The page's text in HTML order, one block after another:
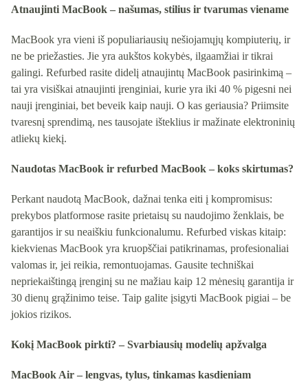
Atnaujinti MacBook – našumas, stilius ir tvarumas viename
MacBook yra vieni iš populiariausių nešiojamųjų kompiuterių, ir
ne be priežasties. Jie yra aukštos kokybės, ilgaamžiai ir tikrai
galingi. Refurbed rasite didelį atnaujintų MacBook pasirinkimą –
tai yra visiškai atnaujinti įrenginiai, kurie yra iki 40 % pigesni nei
nauji įrenginiai, bet beveik kaip nauji. O kas geriausia? Priimsite
tvaresnį sprendimą, nes tausojate išteklius ir mažinate elektroninių
atliekų kiekį.
Naudotas MacBook ir refurbed MacBook – koks skirtumas?
Perkant naudotą MacBook, dažnai tenka eiti į kompromisus:
prekybos platformose rasite prietaisų su naudojimo ženklais, be
garantijos ir su neaiškiu funkcionalumu. Refurbed viskas kitaip:
kiekvienas MacBook yra kruopščiai patikrinamas, profesionaliai
valomas ir, jei reikia, remontuojamas. Gausite techniškai
nepriekaištingą įrenginį su ne mažiau kaip 12 mėnesių garantija ir
30 dienų grąžinimo teise. Taip galite įsigyti MacBook pigiai – be
jokios rizikos.
Kokį MacBook pirkti? – Svarbiausių modelių apžvalga
MacBook Air – lengvas, tylus, tinkamas kasdieniam